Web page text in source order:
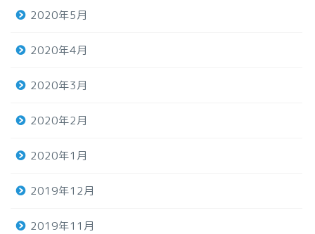
2020年5月
2020年4月
2020年3月
2020年2月
2020年1月
2019年12月
2019年11月